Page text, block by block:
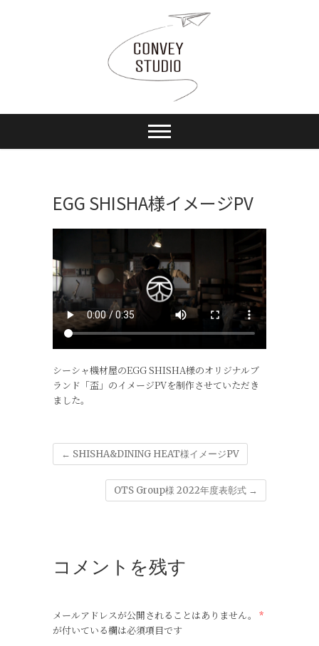
EGG SHISHA様イメージPV
シーシャ機材屋のEGG SHISHA様のオリジナルブ
ランド「盃」のイメージPVを制作させていただき
ました。
← SHISHA&DINING HEAT様イメージPV
OTS Group様 2022年度表彰式 →
コメントを残す
メールアドレスが公開されることはありません。
*
が付いている欄は必須項目です